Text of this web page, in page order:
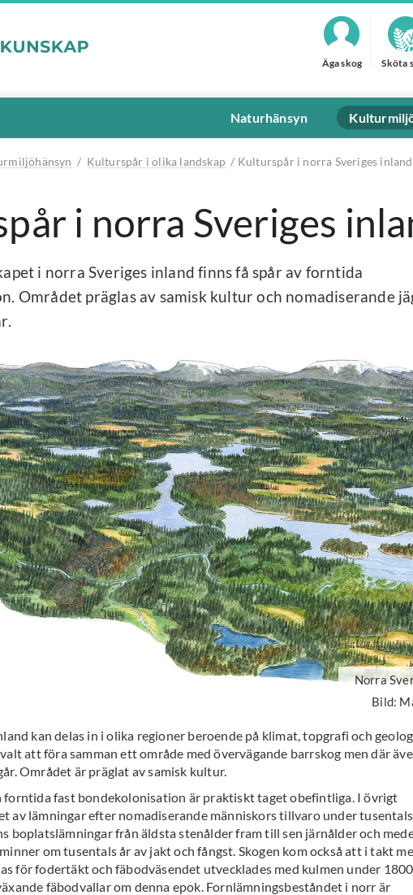
Äga skog Sköta
Naturhänsyn
/ Kulturspår i olika landskap / Kulturspår i norra Sveriges inland
i norra Sveriges
i norra Sveriges inland finns få spår av forntida
Området präglas av samisk kultur och nomadiserande
Norra
Bild:
kan delas in i olika regioner beroende på klimat, topgrafi och
att föra samman ett område med övervägande barrskog men där
Området är präglat av samisk kultur.
fast bondekolonisation är praktiskt taget obefintliga. I övrigt
av lämningar efter nomadiserande människors tillvaro under
boplatslämningar från äldsta stenålder fram till sen järnålder och
om tusentals år av jakt och fångst. Skogen kom också att i takt
för fodertäkt och fäbodväsendet utvecklades med kulmen under
fäbodvallar om denna epok. Fornlämningsbeståndet i norr är